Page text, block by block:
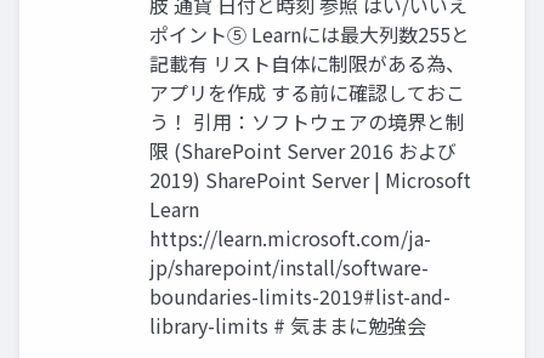
ポイント⑤ Learnには最大列数255と
記載有 リスト自体に制限がある為、
アプリを作成 する前に確認しておこ
う！ 引用：ソフトウェアの境界と制
限 (SharePoint Server 2016 および
2019) SharePoint Server | Microsoft
Learn
https://learn.microsoft.com/ja-
jp/sharepoint/install/software-
boundaries-limits-2019#list-and-
library-limits # 気ままに勉強会